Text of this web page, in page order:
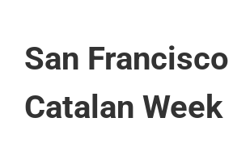
San Francisco
Catalan Week